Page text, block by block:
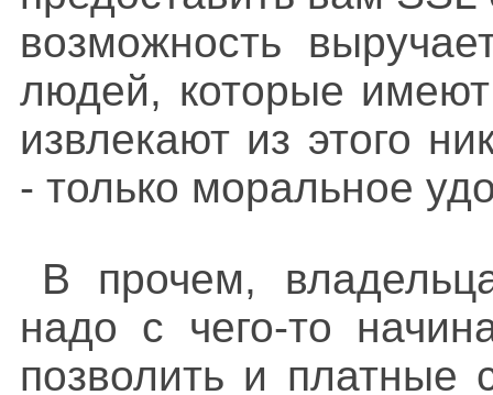
возможность
людей, которые
извлекают из этого
- только моральное
В прочем,
надо с чего-то
позволить и платные